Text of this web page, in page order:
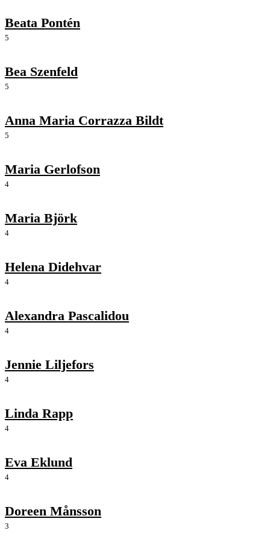
Beata Pontén
5
Bea Szenfeld
5
Anna Maria Corrazza Bildt
5
Maria Gerlofson
4
Maria Björk
4
Helena Didehvar
4
Alexandra Pascalidou
4
Jennie Liljefors
4
Linda Rapp
4
Eva Eklund
4
Doreen Månsson
3